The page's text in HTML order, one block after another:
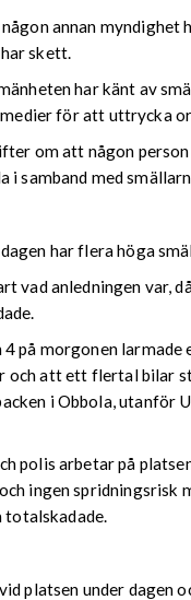
annan myndighet
skett.
har känt av
för att uttrycka
om att någon
i samband med
har flera höga
vad anledningen var,
4 på morgonen
och att ett flertal bilar
i Obbola, utanför
polis arbetar på
ingen spridningsrisk
totalskadade.
platsen under dagen